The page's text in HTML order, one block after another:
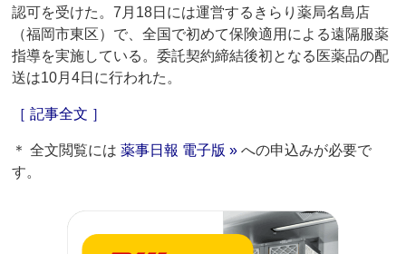
認可を受けた。7月18日には運営するきらり薬局名島店
（福岡市東区）で、全国で初めて保険適用による遠隔服薬
指導を実施している。委託契約締結後初となる医薬品の配
送は10月4日に行われた。
［ 記事全文 ］
＊ 全文閲覧には薬事日報 電子版 » への申込みが必要で
す。